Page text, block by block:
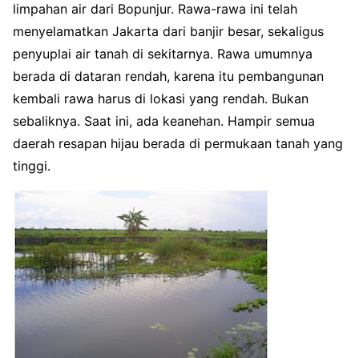
limpahan air dari Bopunjur. Rawa-rawa ini telah
menyelamatkan Jakarta dari banjir besar, sekaligus
penyuplai air tanah di sekitarnya. Rawa umumnya
berada di dataran rendah, karena itu pembangunan
kembali rawa harus di lokasi yang rendah. Bukan
sebaliknya. Saat ini, ada keanehan. Hampir semua
daerah resapan hijau berada di permukaan tanah yang
tinggi.